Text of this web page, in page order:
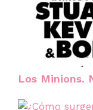
Los Minions.